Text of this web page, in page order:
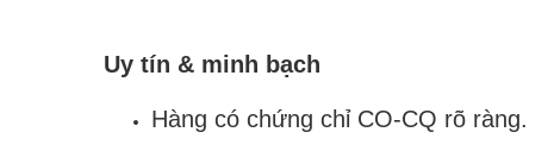
Uy tín & minh bạch
Hàng có chứng chỉ CO-CQ rõ ràng.